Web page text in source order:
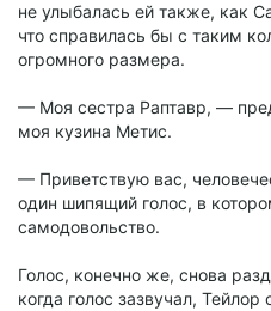
не улыбалась ей также, как
что справилась бы с таким
огромного размера.
— Моя сестра Раптавр, —
моя кузина Метис.
— Приветствую вас,
один шипящий голос, в
самодовольство.
Голос, конечно же, снова
когда голос зазвучал,